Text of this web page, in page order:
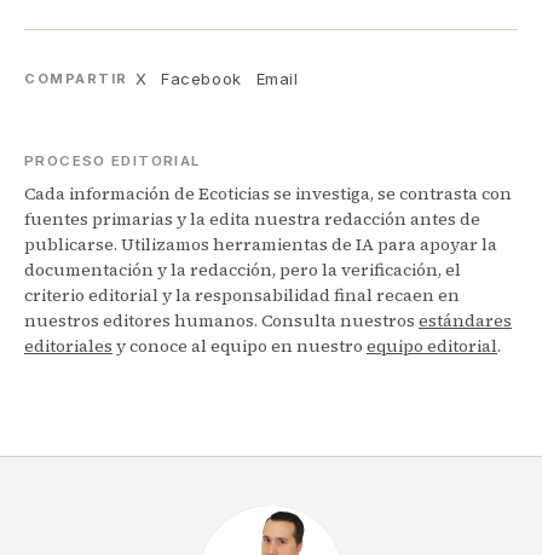
COMPARTIR X Facebook Email
PROCESO EDITORIAL
Cada información de Ecoticias se investiga, se contrasta con
fuentes primarias y la edita nuestra redacción antes de
publicarse. Utilizamos herramientas de IA para apoyar la
documentación y la redacción, pero la verificación, el
criterio editorial y la responsabilidad final recaen en
nuestros editores humanos. Consulta nuestros estándares
editoriales y conoce al equipo en nuestro equipo editorial.